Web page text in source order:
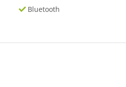
Bluetooth